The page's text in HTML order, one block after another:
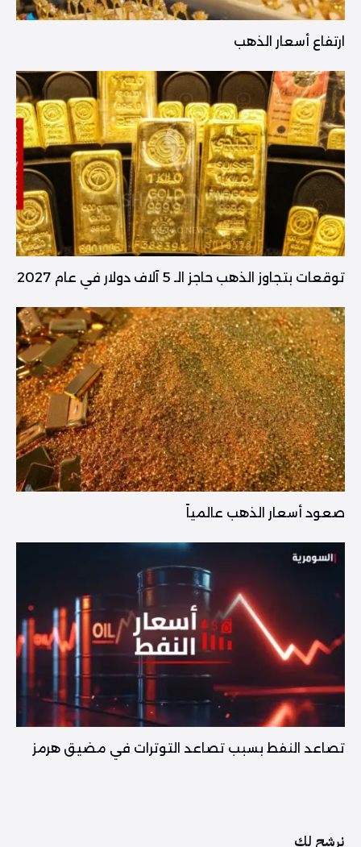
ارتفاع أسعار الذهب
توقعات بتجاوز الذهب حاجز الـ 5 آلاف دولار في عام 2027
صعود أسعار الذهب عالمياً
تصاعد النفط بسبب تصاعد التوترات في مضيق هرمز
نرشح لك